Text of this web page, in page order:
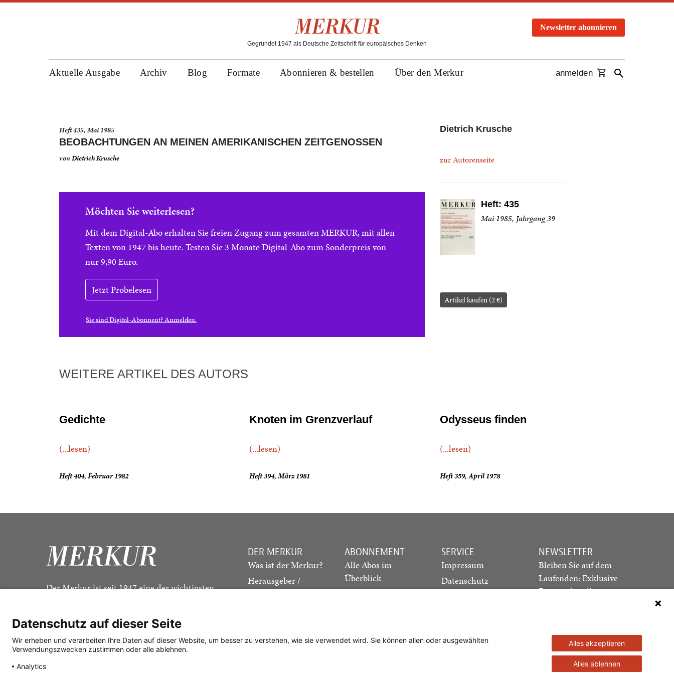
Gegründet 1947 als Deutsche Zeitschrift für europäisches Denken
Newsletter abonnieren
Aktuelle Ausgabe Archiv Blog Formate Abonnieren & bestellen Über den Merkur anmelden
Heft 435, Mai 1985
BEOBACHTUNGEN AN MEINEN AMERIKANISCHEN ZEITGENOSSEN
vonDietrich Krusche
Möchten Sie weiterlesen?
Mit dem Digital-Abo erhalten Sie freien Zugang zum gesamten MERKUR, mit allen
Texten von 1947 bis heute. Testen Sie 3 Monate Digital-Abo zum Sonderpreis von
nur 9,90 Euro.
Jetzt Probelesen
Sie sind Digital-Abonnent? Anmelden.
Dietrich Krusche
zur Autorenseite
Heft: 435
Mai 1985, Jahrgang 39
Artikel kaufen (2 €)
WEITERE ARTIKEL DES AUTORS
Gedichte
(...lesen)
Heft 404, Februar 1982
Knoten im Grenzverlauf
(...lesen)
Heft 394, März 1981
Odysseus finden
(...lesen)
Heft 359, April 1978
Der Merkur ist seit 1947 eine der wichtigsten
DER MERKUR
Was ist der Merkur?
Herausgeber /
Redaktion
ABONNEMENT
Alle Abos im
Überblick
Print-Abo
Studierenden-Abo
SERVICE
Impressum
Datenschutz
NEWSLETTER
Bleiben Sie auf dem
Laufenden: Exklusive
Essays, aktuelle
Newsletter abonnieren
Datenschutz auf dieser Seite
Wir erheben und verarbeiten Ihre Daten auf dieser Website, um besser zu verstehen, wie sie verwendet wird. Sie können allen oder ausgewählten
Verwendungszwecken zustimmen oder alle ablehnen.
Analytics
Alles akzeptieren
Alles ablehnen